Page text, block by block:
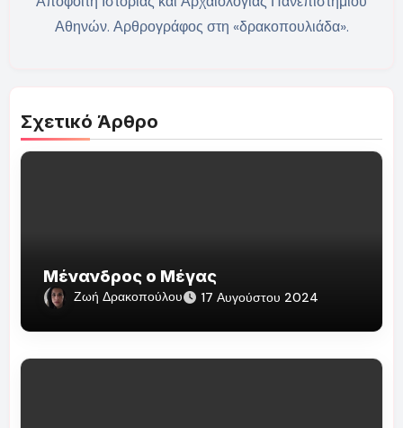
Αθηνών. Αρθρογράφος στη «δρακοπουλιάδα».
Σχετικό Άρθρο
Μένανδρος ο Μέγας
Ζωή Δρακοπούλου 17 Αυγούστου 2024